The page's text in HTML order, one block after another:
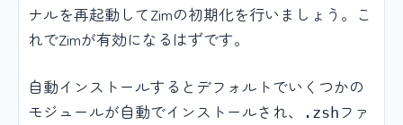
ナルを再起動してZimの初期化を行いましょう。こ
れでZimが有効になるはずです。
自動インストールするとデフォルトでいくつかの
モジュールが自動でインストールされ、
.zsh ファ